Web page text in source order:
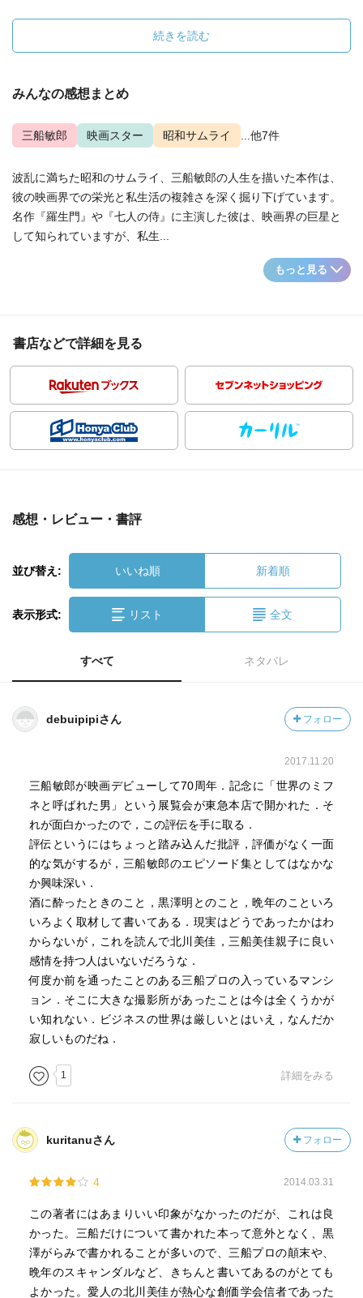
続きを読む
みんなの感想まとめ
三船敏郎 映画スター 昭和サムライ ...他7件
波乱に満ちた昭和のサムライ、三船敏郎の人生を描いた本作は、
彼の映画界での栄光と私生活の複雑さを深く掘り下げています。
名作『羅生門』や『七人の侍』に主演した彼は、映画界の巨星と
して知られていますが、私生...
もっと見る
書店などで詳細を見る
感想・レビュー・書評
並び替え: いいね順 新着順
表示形式: リスト 全文
すべて ネタバレ
debuipipiさん フォロー
2017.11.20
三船敏郎が映画デビューして70周年．記念に「世界のミフ
ネと呼ばれた男」という展覧会が東急本店で開かれた．そ
れが面白かったので，この評伝を手に取る．
評伝というにはちょっと踏み込んだ批評，評価がなく一面
的な気がするが，三船敏郎のエピソード集としてはなかな
か興味深い．
酒に酔ったときのこと，黒澤明とのこと，晩年のこといろ
いろよく取材して書いてある．現実はどうであったかはわ
からないが，これを読んで北川美佳，三船美佳親子に良い
感情を持つ人はいないだろうな．
何度か前を通ったことのある三船プロの入っているマンシ
ョン．そこに大きな撮影所があったことは今は全くうかが
い知れない．ビジネスの世界は厳しいとはいえ，なんだか
寂しいものだね．
1 詳細をみる
kuritanuさん フォロー
4 2014.03.31
この著者にはあまりいい印象がなかったのだが、これは良
かった。三船だけについて書かれた本って意外となく、黒
澤がらみで書かれることが多いので、三船プロの顛末や、
晩年のスキャンダルなど、きちんと書いてあるのがとても
よかった。愛人の北川美佳が熱心な創価学会信者であった